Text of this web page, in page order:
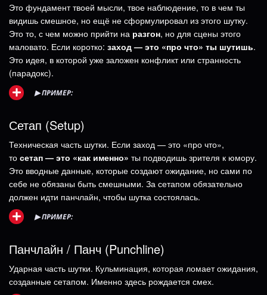
Это фундамент твоей мысли, твое наблюдение, то в чем ты
видишь смешное, но ещё не сформулировал из этого шутку.
Это то, с чем можно прийти на разгон, но для сцены этого
маловато. Если коротко: заход — это «про что» ты шутишь.
Это идея, в которой уже заложен конфликт или странность
(парадокс).
▶ПРИМЕР:
Сетап (Setup)
Техническая часть шутки. Если заход — это «про что»,
то сетап — это «как именно» ты подводишь зрителя к юмору.
Это вводные данные, которые создают ожидание, но сами по
себе не обязаны быть смешными. За сетапом обязательно
должен идти панчлайн, чтобы шутка состоялась.
▶ПРИМЕР:
Панчлайн / Панч (Punchline)
Ударная часть шутки. Кульминация, которая ломает ожидания,
созданные сетапом. Именно здесь рождается смех.